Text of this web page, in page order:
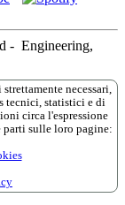
- Engineering,
necessari,
tecnici, statistici e di
circa l'espressione
sulle loro pagine: